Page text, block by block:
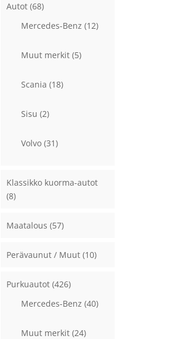
Autot (68)
Mercedes-Benz (12)
Muut merkit (5)
Scania (18)
Sisu (2)
Volvo (31)
Klassikko kuorma-autot
(8)
Maatalous (57)
Perävaunut / Muut (10)
Purkuautot (426)
Mercedes-Benz (40)
Muut merkit (24)